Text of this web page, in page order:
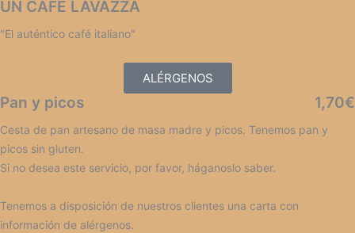
UN CAFÉ LAVAZZA
"El auténtico café italiano"
ALÉRGENOS
Pan y picos 1,70€
Cesta de pan artesano de masa madre y picos. Tenemos pan y
picos sin gluten.
Si no desea este servicio, por favor, háganoslo saber.
Tenemos a disposición de nuestros clientes una carta con
información de alérgenos.